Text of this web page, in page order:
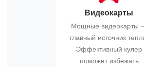
Видеокарты
Мощные видеокарты
главный источник
Эффективный кулер
поможет избежать